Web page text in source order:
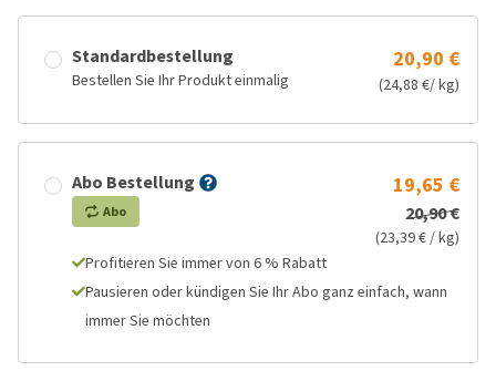
Standardbestellung
Bestellen Sie Ihr Produkt einmalig
20,90 €
(24,88 €/ kg)
Abo Bestellung
Abo
19,65 €
20,90 €
(23,39 € / kg)
Profitieren Sie immer von 6 % Rabatt
Pausieren oder kündigen Sie Ihr Abo ganz einfach, wann
immer Sie möchten